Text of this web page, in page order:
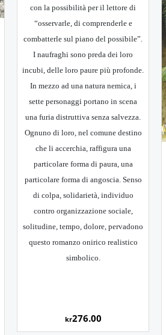
con la possibilità per il lettore di
“osservarle, di comprenderle e
combatterle sul piano del possibile”.
I naufraghi sono preda dei loro
incubi, delle loro paure più profonde.
In mezzo ad una natura nemica, i
sette personaggi portano in scena
una furia distruttiva senza salvezza.
Ognuno di loro, nel comune destino
che li accerchia, raffigura una
particolare forma di paura, una
particolare forma di angoscia. Senso
di colpa, solidarietà, individuo
contro organizzazione sociale,
solitudine, tempo, dolore, pervadono
questo romanzo onirico realistico
simbolico.
kr276.00